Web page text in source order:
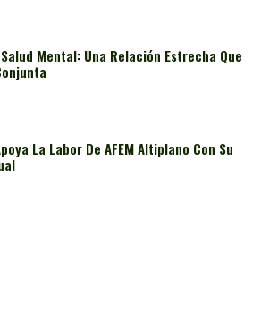
Mental: Una Relación Estrecha Que
La Labor De AFEM Altiplano Con Su